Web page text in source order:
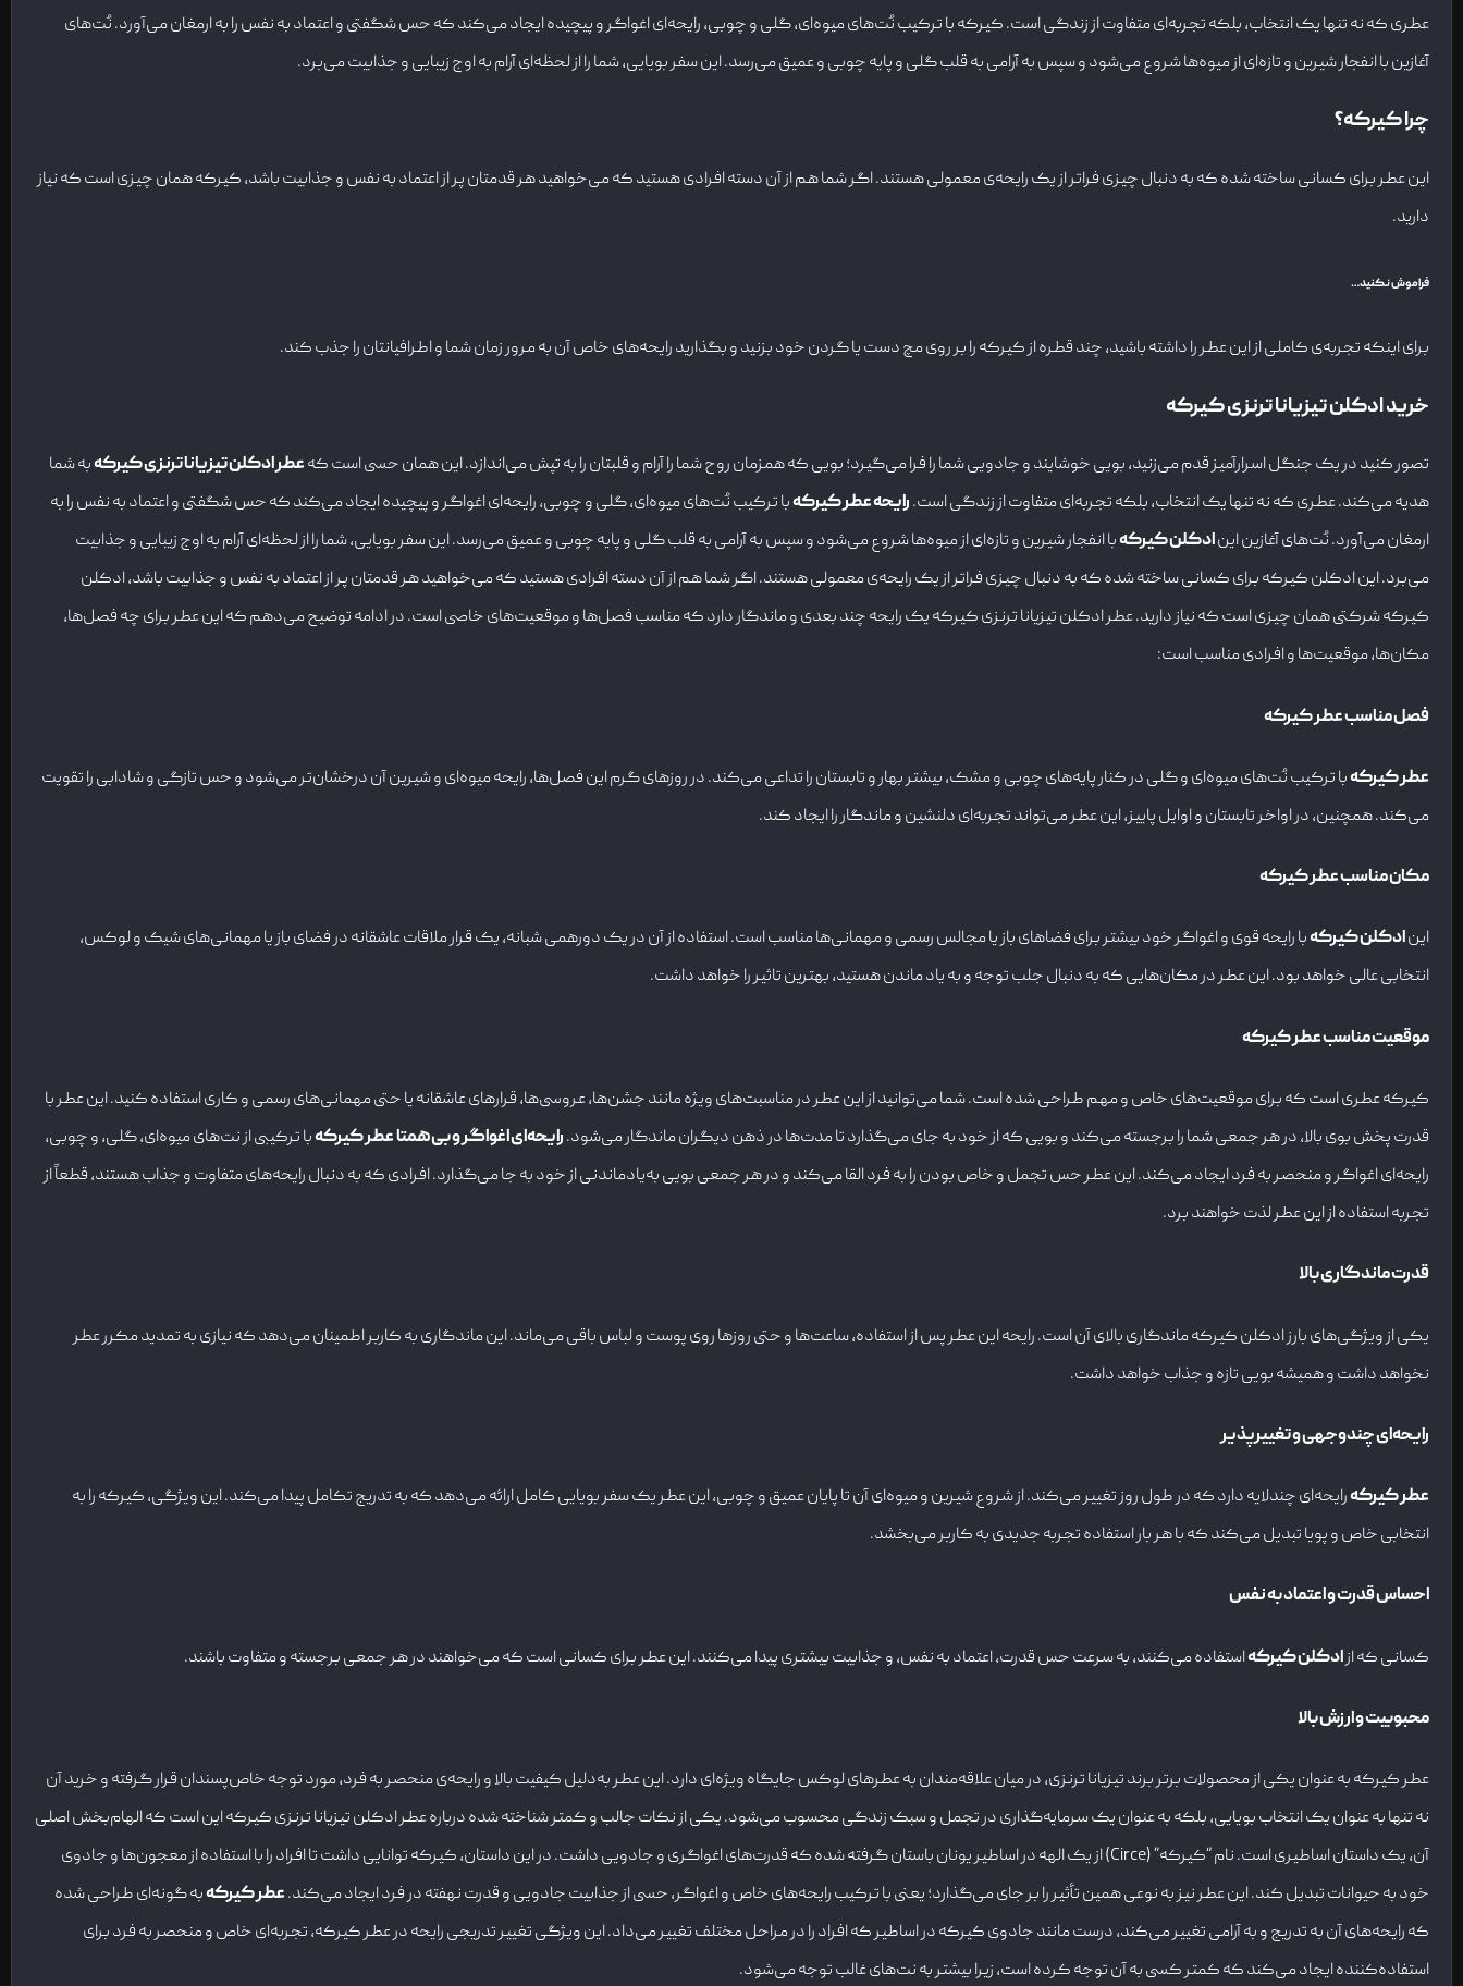
عطری که نه تنها یک انتخاب، بلکه تجربه‌ای متفاوت از زندگی است. کیرکه با ترکیب نُت‌های میوه‌ای، گلی و چوبی، رایحه‌ای اغواگر و پیچیده ایجاد می‌کند که حس شگفتی و اعتماد به نفس را به ارمغان می‌آورد. نُت‌های
آغازین با انفجار شیرین و تازه‌ای از میوه‌ها شروع می‌شود و سپس به آرامی به قلب گلی و پایه چوبی و عمیق می‌رسد. این سفر بویایی، شما را از لحظه‌ای آرام به اوج زیبایی و جذابیت می‌برد.
چرا کیرکه؟
این عطر برای کسانی ساخته شده که به دنبال چیزی فراتر از یک رایحه‌ی معمولی هستند. اگر شما هم از آن دسته افرادی هستید که می‌خواهید هر قدمتان پر از اعتماد به نفس و جذابیت باشد، کیرکه همان چیزی است که نیاز
دارید.
فراموش نکنید…
برای اینکه تجربه‌ی کاملی از این عطر را داشته باشید، چند قطره از کیرکه را بر روی مچ دست یا گردن خود بزنید و بگذارید رایحه‌های خاص آن به مرور زمان شما و اطرافیانتان را جذب کند.
خرید ادکلن تیزیانا ترنزی کیرکه
تصور کنید در یک جنگل اسرارآمیز قدم می‌زنید، بویی خوشایند و جادویی شما را فرا می‌گیرد؛ بویی که همزمان روح شما را آرام و قلبتان را به تپش می‌اندازد. این همان حسی است کهعطر ادکلن تیزیانا ترنزی کیرکهبه شما
هدیه می‌کند. عطری که نه تنها یک انتخاب، بلکه تجربه‌ای متفاوت از زندگی است.رایحه عطر کیرکهبا ترکیب نُت‌های میوه‌ای، گلی و چوبی، رایحه‌ای اغواگر و پیچیده ایجاد می‌کند که حس شگفتی و اعتماد به نفس را به
ارمغان می‌آورد. نُت‌های آغازین اینادکلن کیرکهبا انفجار شیرین و تازه‌ای از میوه‌ها شروع می‌شود و سپس به آرامی به قلب گلی و پایه چوبی و عمیق می‌رسد. این سفر بویایی، شما را از لحظه‌ای آرام به اوج زیبایی و جذابیت
می‌برد. این ادکلن کیرکه برای کسانی ساخته شده که به دنبال چیزی فراتر از یک رایحه‌ی معمولی هستند. اگر شما هم از آن دسته افرادی هستید که می‌خواهید هر قدمتان پر از اعتماد به نفس و جذابیت باشد، ادکلن
کیرکه شرکتی همان چیزی است که نیاز دارید. عطر ادکلن تیزیانا ترنزی کیرکه یک رایحه چند بعدی و ماندگار دارد که مناسب فصل‌ها و موقعیت‌های خاصی است. در ادامه توضیح می‌دهم که این عطر برای چه فصل‌ها،
مکان‌ها، موقعیت‌ها و افرادی مناسب است:
فصل مناسب عطر کیرکه
عطر کیرکهبا ترکیب نُت‌های میوه‌ای و گلی در کنار پایه‌های چوبی و مشک، بیشتر بهار و تابستان را تداعی می‌کند. در روزهای گرم این فصل‌ها، رایحه میوه‌ای و شیرین آن درخشان‌تر می‌شود و حس تازگی و شادابی را تقویت
می‌کند. همچنین، در اواخر تابستان و اوایل پاییز، این عطر می‌تواند تجربه‌ای دلنشین و ماندگار را ایجاد کند.
مکان مناسب عطر کیرکه
اینادکلن کیرکهبا رایحه قوی و اغواگر خود بیشتر برای فضاهای باز یا مجالس رسمی و مهمانی‌ها مناسب است. استفاده از آن در یک دورهمی شبانه، یک قرار ملاقات عاشقانه در فضای باز یا مهمانی‌های شیک و لوکس،
انتخابی عالی خواهد بود. این عطر در مکان‌هایی که به دنبال جلب توجه و به یاد ماندن هستید، بهترین تاثیر را خواهد داشت.
موقعیت مناسب عطر کیرکه
کیرکه عطری است که برای موقعیت‌های خاص و مهم طراحی شده است. شما می‌توانید از این عطر در مناسبت‌های ویژه مانند جشن‌ها، عروسی‌ها، قرارهای عاشقانه یا حتی مهمانی‌های رسمی و کاری استفاده کنید. این عطر با
قدرت پخش بوی بالا، در هر جمعی شما را برجسته می‌کند و بویی که از خود به جای می‌گذارد تا مدت‌ها در ذهن دیگران ماندگار می‌شود.رایحه‌ای اغواگر و بی‌همتاعطر کیرکهبا ترکیبی از نت‌های میوه‌ای، گلی، و چوبی،
رایحه‌ای اغواگر و منحصر به فرد ایجاد می‌کند. این عطر حس تجمل و خاص بودن را به فرد القا می‌کند و در هر جمعی بویی به‌یادماندنی از خود به جا می‌گذارد. افرادی که به دنبال رایحه‌های متفاوت و جذاب هستند، قطعاً از
تجربه استفاده از این عطر لذت خواهند برد.
قدرت ماندگاری بالا
یکی از ویژگی‌های بارز ادکلن کیرکه ماندگاری بالای آن است. رایحه این عطر پس از استفاده، ساعت‌ها و حتی روزها روی پوست و لباس باقی می‌ماند. این ماندگاری به کاربر اطمینان می‌دهد که نیازی به تمدید مکرر عطر
نخواهد داشت و همیشه بویی تازه و جذاب خواهد داشت.
رایحه‌ای چندوجهی و تغییرپذیر
عطر کیرکهرایحه‌ای چندلایه دارد که در طول روز تغییر می‌کند. از شروع شیرین و میوه‌ای آن تا پایان عمیق و چوبی، این عطر یک سفر بویایی کامل ارائه می‌دهد که به تدریج تکامل پیدا می‌کند. این ویژگی، کیرکه را به
انتخابی خاص و پویا تبدیل می‌کند که با هر بار استفاده تجربه جدیدی به کاربر می‌بخشد.
احساس قدرت و اعتماد به نفس
کسانی که ازادکلن کیرکهاستفاده می‌کنند، به سرعت حس قدرت، اعتماد به نفس، و جذابیت بیشتری پیدا می‌کنند. این عطر برای کسانی است که می‌خواهند در هر جمعی برجسته و متفاوت باشند.
محبوبیت و ارزش بالا
عطر کیرکه به عنوان یکی از محصولات برتر برند تیزیانا ترنزی، در میان علاقه‌مندان به عطرهای لوکس جایگاه ویژه‌ای دارد. این عطر به‌دلیل کیفیت بالا و رایحه‌ی منحصر به فرد، مورد توجه خاص‌پسندان قرار گرفته و خرید آن
نه تنها به عنوان یک انتخاب بویایی، بلکه به عنوان یک سرمایه‌گذاری در تجمل و سبک زندگی محسوب می‌شود. یکی از نکات جالب و کمتر شناخته شده درباره عطر ادکلن تیزیانا ترنزی کیرکه این است که الهام‌بخش اصلی
آن، یک داستان اساطیری است. نام “کیرکه” (Circe) از یک الهه در اساطیر یونان باستان گرفته شده که قدرت‌های اغواگری و جادویی داشت. در این داستان، کیرکه توانایی داشت تا افراد را با استفاده از معجون‌ها و جادوی
خود به حیوانات تبدیل کند. این عطر نیز به نوعی همین تأثیر را بر جای می‌گذارد؛ یعنی با ترکیب رایحه‌های خاص و اغواگر، حسی از جذابیت جادویی و قدرت نهفته در فرد ایجاد می‌کند.عطر کیرکهبه گونه‌ای طراحی شده
که رایحه‌های آن به تدریج و به آرامی تغییر می‌کند، درست مانند جادوی کیرکه در اساطیر که افراد را در مراحل مختلف تغییر می‌داد. این ویژگی تغییر تدریجی رایحه در عطر کیرکه، تجربه‌ای خاص و منحصر به فرد برای
استفاده‌کننده ایجاد می‌کند که کمتر کسی به آن توجه کرده است، زیرا بیشتر به نت‌های غالب توجه می‌شود.